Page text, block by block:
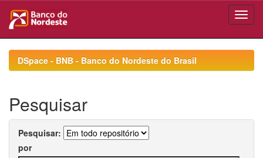
navigationDSpace - BNB - Banco do Nordeste do Brasil
Pesquisar
Pesquisar:
por